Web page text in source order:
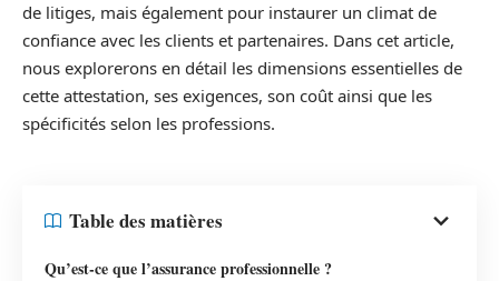
de litiges, mais également pour instaurer un climat de
confiance avec les clients et partenaires. Dans cet article,
nous explorerons en détail les dimensions essentielles de
cette attestation, ses exigences, son coût ainsi que les
spécificités selon les professions.
Table des matières
Qu’est-ce que l’assurance professionnelle ?